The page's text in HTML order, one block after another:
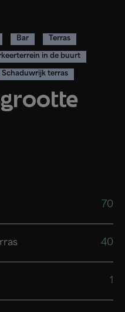
Bar Terras
in de buurt
Schaduwrijk terras
70
40
1